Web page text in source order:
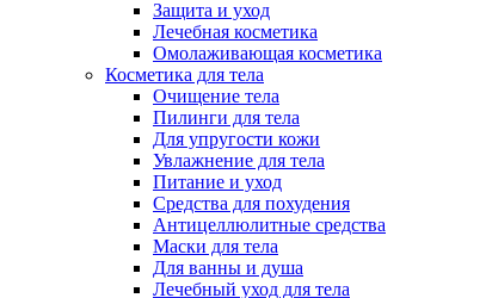
Защита и уход
Лечебная косметика
Омолаживающая косметика
Косметика для тела
Очищение тела
Пилинги для тела
Для упругости кожи
Увлажнение для тела
Питание и уход
Средства для похудения
Антицеллюлитные средства
Маски для тела
Для ванны и душа
Лечебный уход для тела